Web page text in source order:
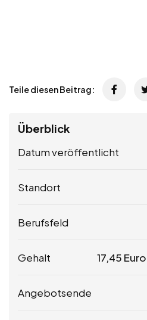
Teile diesen Beitrag:
Überblick
Datum veröffentlicht
Standort
Berufsfeld
Gehalt 17,45 Euro
Angebotsende